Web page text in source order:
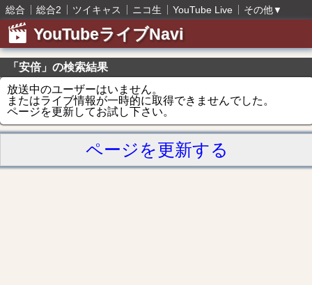
総合 総合2 ツイキャス ニコ生 YouTube Live その他▼
YouTubeライブNavi
「安倍」の検索結果
放送中のユーザーはいません。
またはライブ情報が一時的に取得できませんでした。
ページを更新してお試し下さい。
ページを更新する